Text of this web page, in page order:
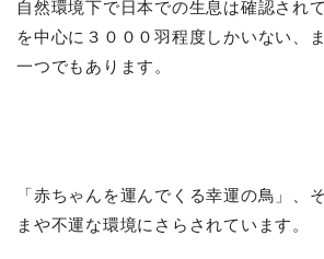
自然環境下で日本での生息は確認され
を中心に３０００羽程度しかいない、
一つでもあります。
「赤ちゃんを運んでくる幸運の鳥」、
まや不運な環境にさらされています。